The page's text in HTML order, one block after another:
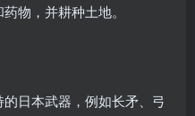
物，并耕种土地。
日本武器，例如长矛、弓